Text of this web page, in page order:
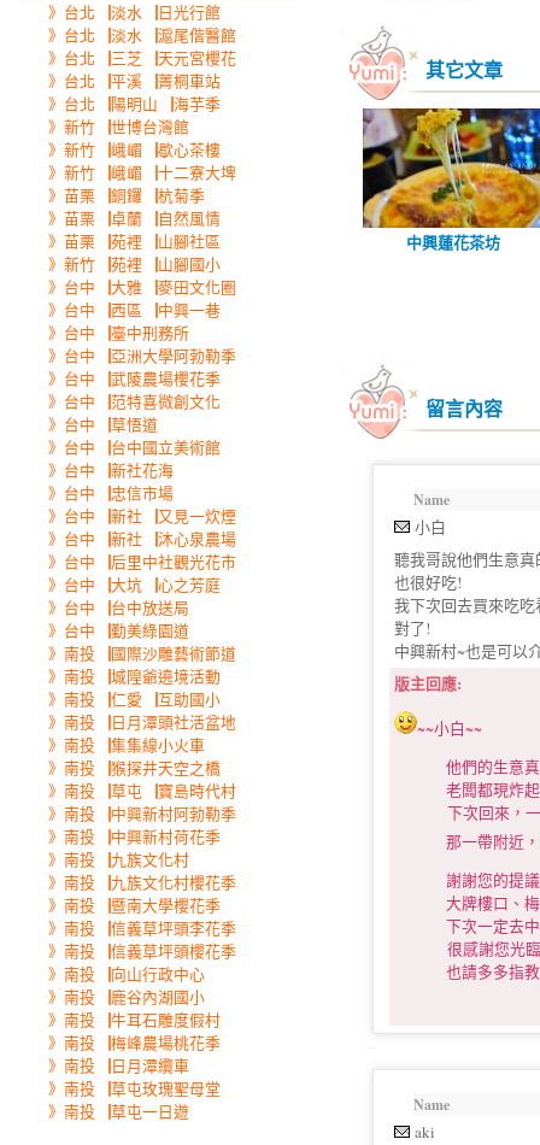
》台北▕淡水▕日光行館
》台北▕淡水▕滬尾偕醫館
》台北▕三芝▕天元宮櫻花
》台北▕平溪▕菁桐車站
》台北▕陽明山▕海芋季
》新竹▕世博台灣館
》新竹▕峨嵋▕歇心茶樓
》新竹▕峨嵋▕十二寮大埤
》苗栗▕銅鑼▕杭菊季
》苗栗▕卓蘭▕自然風情
》苗栗▕苑裡▕山腳社區
》新竹▕苑裡▕山腳國小
》台中▕大雅▕麥田文化圈
》台中▕西區▕中興一巷
》台中▕臺中刑務所
》台中▕亞洲大學阿勃勒季
》台中▕武陵農場櫻花季
》台中▕范特喜微創文化
》台中▕草悟道
》台中▕台中國立美術館
》台中▕新社花海
》台中▕忠信市場
》台中▕新社▕又見一炊煙
》台中▕新社▕沐心泉農場
》台中▕后里中社觀光花市
》台中▕大坑▕心之芳庭
》台中▕台中放送局
》台中▕勤美綠園道
》南投▕國際沙雕藝術節道
》南投▕城隍爺遶境活動
》南投▕仁愛▕互助國小
》南投▕日月潭頭社活盆地
》南投▕集集線小火車
》南投▕猴探井天空之橋
》南投▕草屯▕寶島時代村
》南投▕中興新村阿勃勒季
》南投▕中興新村荷花季
》南投▕九族文化村
》南投▕九族文化村櫻花季
》南投▕暨南大學櫻花季
》南投▕信義草坪頭李花季
》南投▕信義草坪頭櫻花季
》南投▕向山行政中心
》南投▕鹿谷內湖國小
》南投▕牛耳石雕度假村
》南投▕梅峰農場桃花季
》南投▕日月潭纜車
》南投▕草屯玫瑰聖母堂
》南投▕草屯一日遊
其它文章
中興蓮花茶坊
留言內容
Name
小白
聽我哥說他們生意真
也很好吃!
我下次回去買來吃吃
對了!
中興新村~也是可以
版主回應:
~~小白~~
他們的生意真的
老闆都現炸起來
下次回來，一
那一帶附近，都
謝謝您的提議哦!
大牌樓口、梅園
下次一定去中興
很感謝您光臨我
也請多多指教
Name
aki